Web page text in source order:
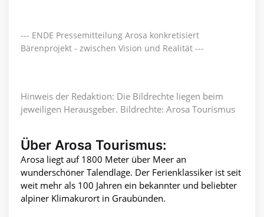
--- ENDE Pressemitteilung Arosa konkretisiert
Bärenprojekt - zwischen Vision und Realität ---
Hinweis der Redaktion: Die Bildrechte liegen beim
jeweiligen Herausgeber. Bildrechte: Arosa Tourismus
Über Arosa Tourismus:
Arosa liegt auf 1800 Meter über Meer an
wunderschöner Talendlage. Der Ferienklassiker ist seit
weit mehr als 100 Jahren ein bekannter und beliebter
alpiner Klimakurort in Graubünden.